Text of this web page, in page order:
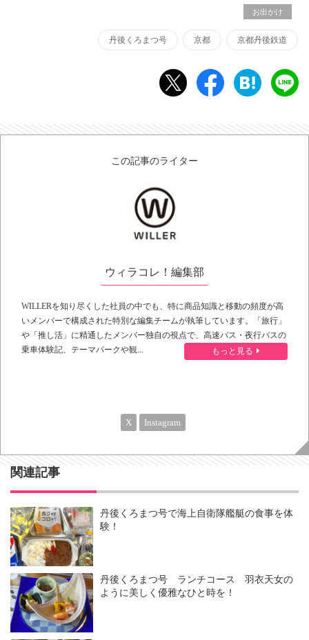
お出かけ
丹後くろまつ号 京都 京都丹後鉄道
この記事のライター
ウィラコレ！編集部
WILLERを知り尽くした社員の中でも、特に商品知識と移動の頻度が高
いメンバーで構成された特別な編集チームが執筆しています。「旅行」
や「推し活」に精通したメンバー独自の視点で、高速バス・夜行バスの
乗車体験記、テーマパークや観...
もっと見る
X Instagram
関連記事
丹後くろまつ号で海上自衛隊艦艇の食事を体
験！
丹後くろまつ号 ランチコース 羽衣天女の
ように美しく優雅なひと時を！